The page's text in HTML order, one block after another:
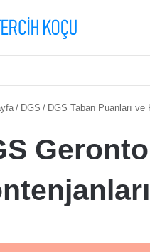
/ DGS / DGS Taban Puanları ve